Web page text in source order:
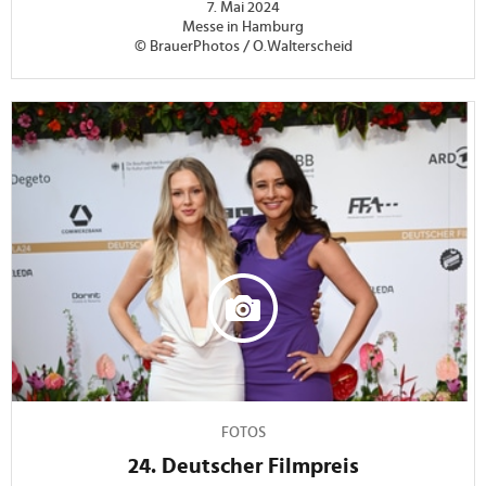
7. Mai 2024
Messe in Hamburg
© BrauerPhotos / O.Walterscheid
FOTOS
24. Deutscher Filmpreis